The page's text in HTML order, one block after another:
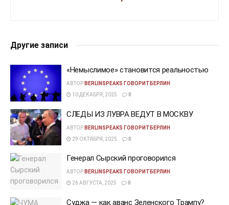
Другие записи
«Немыслимое» становится реальностью
АВТОР BERLINSPEAKS ГОВОРИТБЕРЛИН
10 ДЕКАБРЯ, 2025
0
СЛЕДЫ ИЗ ЛУВРА ВЕДУТ В МОСКВУ
АВТОР BERLINSPEAKS ГОВОРИТБЕРЛИН
29 ОКТЯБРЯ, 2025
0
Генерал Сырский проговорился
АВТОР BERLINSPEAKS ГОВОРИТБЕРЛИН
26 АВГУСТА, 2025
0
Суджа — как аванс Зеленского Трампу?